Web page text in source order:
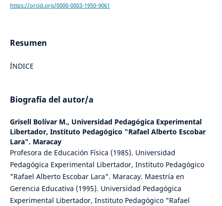
https://orcid.org/0000-0003-1950-9061
Resumen
ÍNDICE
Biografía del autor/a
Grisell Bolívar M., Universidad Pedagógica Experimental
Libertador, Instituto Pedagógico "Rafael Alberto Escobar
Lara". Maracay
Profesora de Educación Física (1985). Universidad
Pedagógica Experimental Libertador, Instituto Pedagógico
"Rafael Alberto Escobar Lara". Maracay. Maestría en
Gerencia Educativa (1995). Universidad Pedagógica
Experimental Libertador, Instituto Pedagógico "Rafael